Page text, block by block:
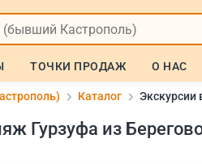
ТОЧКИ ПРОДАЖ О НАС
Каталог Экскурсии
Гурзуфа из